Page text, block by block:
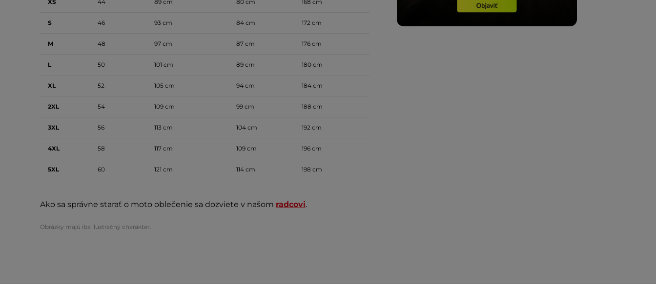
XS 44 89 cm 80 cm 168 cm
S 46 93 cm 84 cm 172 cm
M 48 97 cm 87 cm 176 cm
L 50 101 cm 89 cm 180 cm
XL 52 105 cm 94 cm 184 cm
2XL 54 109 cm 99 cm 188 cm
3XL 56 113 cm 104 cm 192 cm
4XL 58 117 cm 109 cm 196 cm
5XL 60 121 cm 114 cm 198 cm
Ako sa správne starať o moto oblečenie sa dozviete v našom radcovi.
Obrázky majú iba ilustračný charakter.